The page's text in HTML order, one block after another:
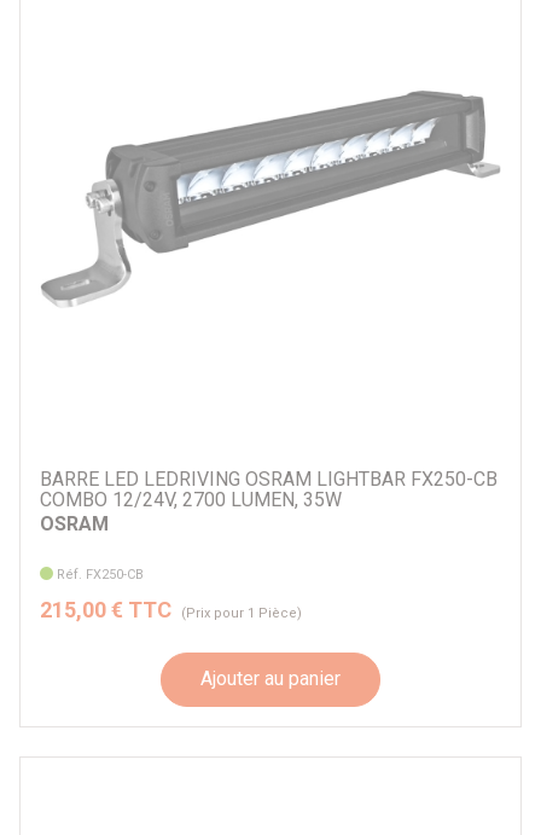
BARRE LED LEDRIVING OSRAM LIGHTBAR FX250-CB
COMBO 12/24V, 2700 LUMEN, 35W
OSRAM
Réf. FX250-CB
215,00 € TTC (Prix pour 1 Pièce)
Ajouter au panier